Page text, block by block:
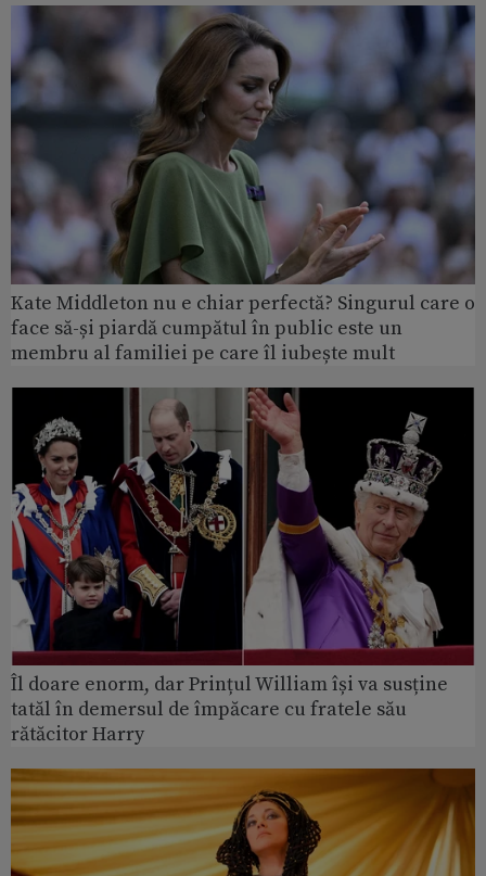
Kate Middleton nu e chiar perfectă? Singurul care o
face să-și piardă cumpătul în public este un
membru al familiei pe care îl iubește mult
Îl doare enorm, dar Prințul William își va susține
tatăl în demersul de împăcare cu fratele său
rătăcitor Harry